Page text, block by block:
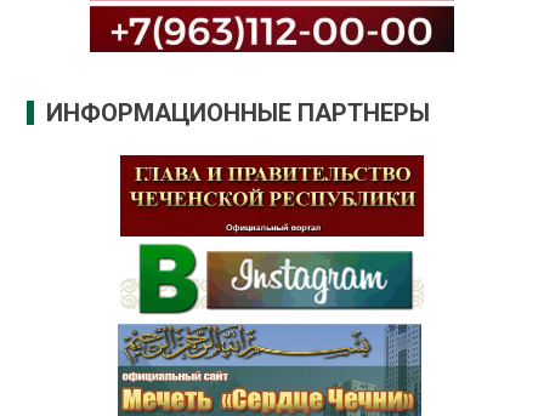
ИНФОРМАЦИОННЫЕ ПАРТНЕРЫ